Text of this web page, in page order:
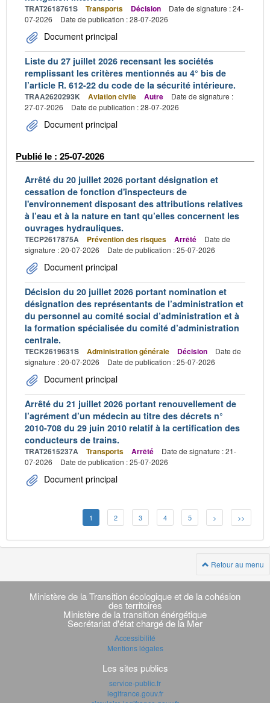
TRAT2618761S Transports Décision
Date de signature : 24-
07-2026
Date de publication : 28-07-2026
Document principal
Liste du 27 juillet 2026 recensant les sociétés
remplissant les critères mentionnés au 4° bis de
l’article R. 612-22 du code de la sécurité intérieure.
TRAA2620293K Aviation civile Autre
Date de signature :
27-07-2026
Date de publication : 28-07-2026
Document principal
Publié le : 25-07-2026
Arrêté du 20 juillet 2026 portant désignation et
cessation de fonction d'inspecteurs de
l'environnement disposant des attributions relatives
à l’eau et à la nature en tant qu’elles concernent les
ouvrages hydrauliques.
TECP2617875A Prévention des risques Arrêté
Date de
signature : 20-07-2026
Date de publication : 25-07-2026
Document principal
Décision du 20 juillet 2026 portant nomination et
désignation des représentants de l’administration et
du personnel au comité social d’administration et à
la formation spécialisée du comité d’administration
centrale.
TECK2619631S Administration générale Décision
Date de
signature : 20-07-2026
Date de publication : 25-07-2026
Document principal
Arrêté du 21 juillet 2026 portant renouvellement de
l’agrément d’un médecin au titre des décrets n°
2010-708 du 29 juin 2010 relatif à la certification des
conducteurs de trains.
TRAT2615237A Transports Arrêté
Date de signature : 21-
07-2026
Date de publication : 25-07-2026
Document principal
1 2 3 4 5 > >>
Retour au menu
Navigation
transverse
Ministère de la Transition écologique et de la cohésion
des territoires
Ministère de la transition énérgétique
Secrétariat d'état chargé de la Mer
Accessibilité
Mentions légales
Les sites publics
service-public.fr
legifrance.gouv.fr